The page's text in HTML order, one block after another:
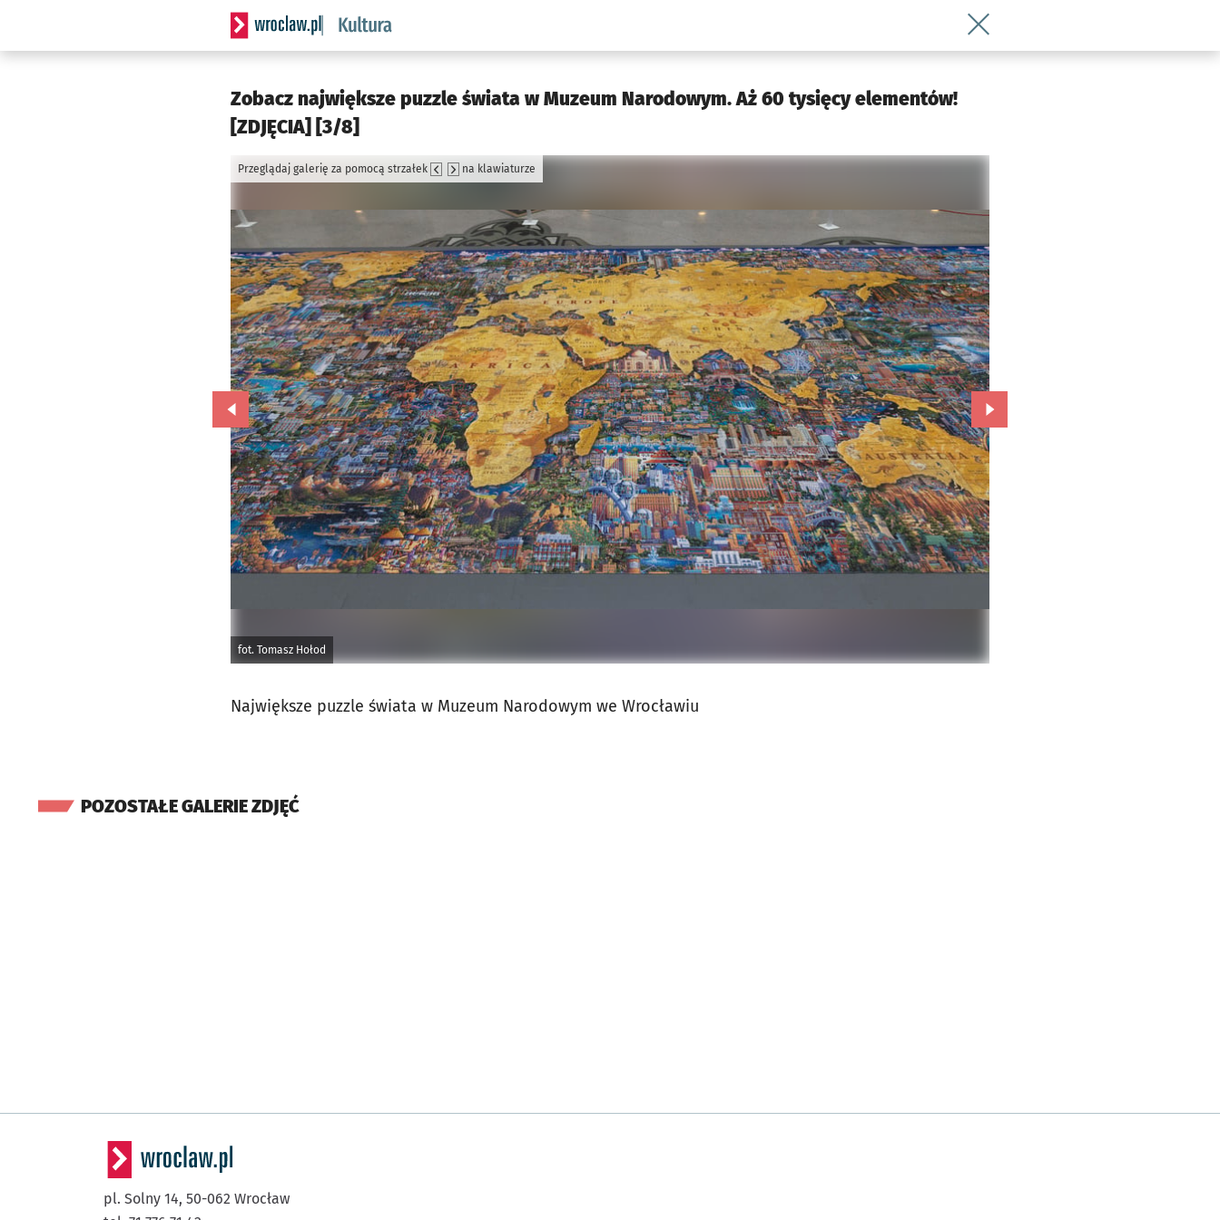
Serwis informacyjny wroclaw.pl podserwis: Kultura
Wróć do artykułu Zobacz największe
Zobacz największe puzzle świata w Muzeum Narodowym. Aż 60 tysięcy elementów!
[ZDJĘCIA] [3/8]
fot. Tomasz Hołod
Przeglądaj galerię za pomocą strzałek na klawiaturze
Przejdź do poprzedniego zdjęcia. Przejdź do kolejnego zdjęcia.
Największe puzzle świata w Muzeum Narodowym we Wrocławiu
POZOSTAŁE GALERIE ZDJĘĆ
pl. Solny 14, 50-062 Wrocław